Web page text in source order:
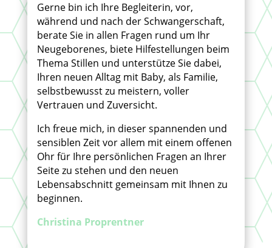
Gerne bin ich Ihre Begleiterin, vor,
während und nach der Schwangerschaft,
berate Sie in allen Fragen rund um Ihr
Neugeborenes, biete Hilfestellungen beim
Thema Stillen und unterstütze Sie dabei,
Ihren neuen Alltag mit Baby, als Familie,
selbstbewusst zu meistern, voller
Vertrauen und Zuversicht.
Ich freue mich, in dieser spannenden und
sensiblen Zeit vor allem mit einem offenen
Ohr für Ihre persönlichen Fragen an Ihrer
Seite zu stehen und den neuen
Lebensabschnitt gemeinsam mit Ihnen zu
beginnen.
Christina Proprentner